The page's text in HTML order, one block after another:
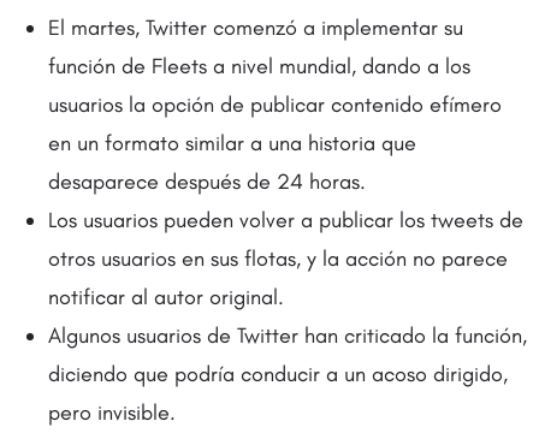
El martes, Twitter comenzó a implementar su
función de Fleets a nivel mundial, dando a los
usuarios la opción de publicar contenido efímero
en un formato similar a una historia que
desaparece después de 24 horas.
Los usuarios pueden volver a publicar los tweets de
otros usuarios en sus flotas, y la acción no parece
notificar al autor original.
Algunos usuarios de Twitter han criticado la función,
diciendo que podría conducir a un acoso dirigido,
pero invisible.